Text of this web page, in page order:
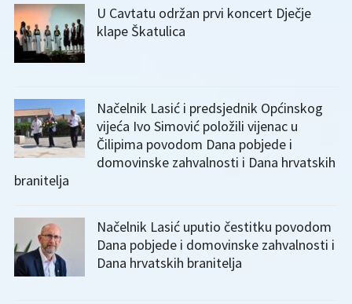
U Cavtatu održan prvi koncert Dječje
klape Škatulica
Načelnik Lasić i predsjednik Općinskog
vijeća Ivo Simović položili vijenac u
Čilipima povodom Dana pobjede i
domovinske zahvalnosti i Dana hrvatskih
branitelja
Načelnik Lasić uputio čestitku povodom
Dana pobjede i domovinske zahvalnosti i
Dana hrvatskih branitelja